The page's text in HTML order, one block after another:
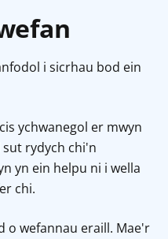
i sicrhau bod ein
ychwanegol er mwyn
rydych chi'n
yn ein helpu ni i wella
chi.
o wefannau eraill. Mae'r